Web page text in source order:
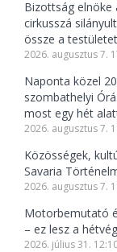
Bizottság
cirkusszá
össze a testületet
2026. augusztus 7.
Naponta közel
szombathelyi
most egy hét
2026. augusztus 7.
Közösségek,
Savaria
2026. augusztus 7.
Motorbemutató
– ez lesz a
2026. július 31.